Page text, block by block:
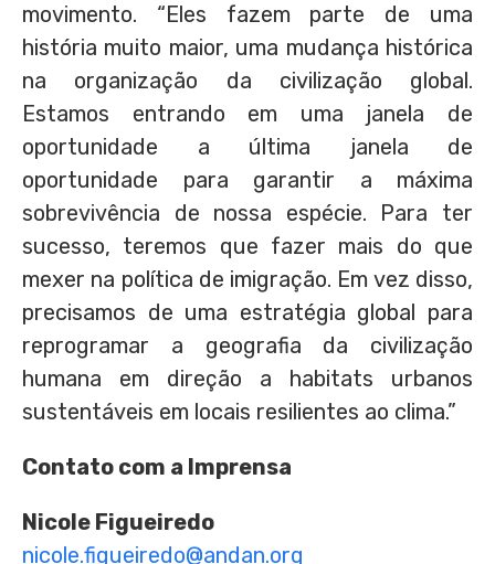
movimento. “Eles fazem parte de uma
história muito maior, uma mudança histórica
na organização da civilização global.
Estamos entrando em uma janela de
oportunidade a última janela de
oportunidade para garantir a máxima
sobrevivência de nossa espécie. Para ter
sucesso, teremos que fazer mais do que
mexer na política de imigração. Em vez disso,
precisamos de uma estratégia global para
reprogramar a geografia da civilização
humana em direção a habitats urbanos
sustentáveis em locais resilientes ao clima.”
Contato com a Imprensa
Nicole Figueiredo
nicole.figueiredo@andan.org